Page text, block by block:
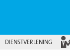
DIENSTVERLENING